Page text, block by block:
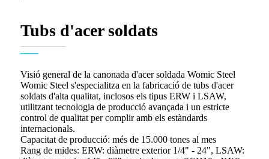
Tubs d'acer soldats
Visió general de la canonada d'acer soldada Womic Steel
Womic Steel s'especialitza en la fabricació de tubs d'acer
soldats d'alta qualitat, inclosos els tipus ERW i LSAW,
utilitzant tecnologia de producció avançada i un estricte
control de qualitat per complir amb els estàndards
internacionals.
Capacitat de producció: més de 15.000 tones al mes
Rang de mides: ERW: diàmetre exterior 1/4" - 24", LSAW: